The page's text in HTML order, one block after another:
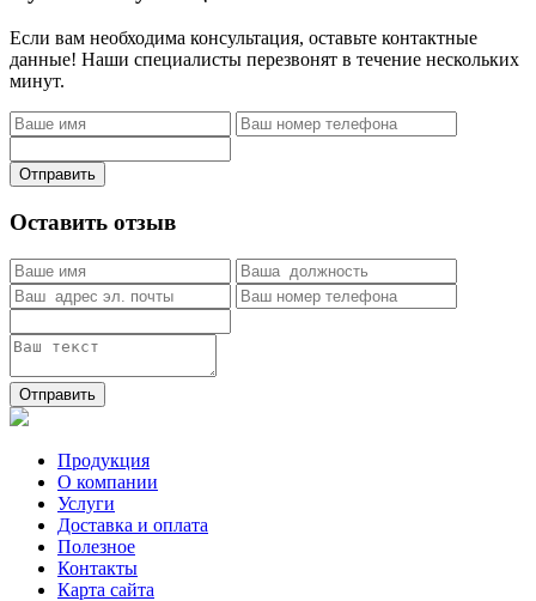
Если вам необходима консультация, оставьте контактные
данные! Наши специалисты перезвонят в течение нескольких
минут.
Отправить
Оставить отзыв
Отправить
Продукция
О компании
Услуги
Доставка и оплата
Полезное
Контакты
Карта сайта